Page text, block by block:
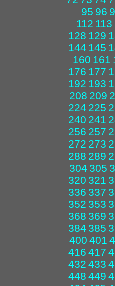
95 96
112 113
128 129
144 145
160 161
176 177
192 193
208 209
224 225
240 241
256 257
272 273
288 289
304 305
320 321
336 337
352 353
368 369
384 385
400 401
416 417
432 433
448 449